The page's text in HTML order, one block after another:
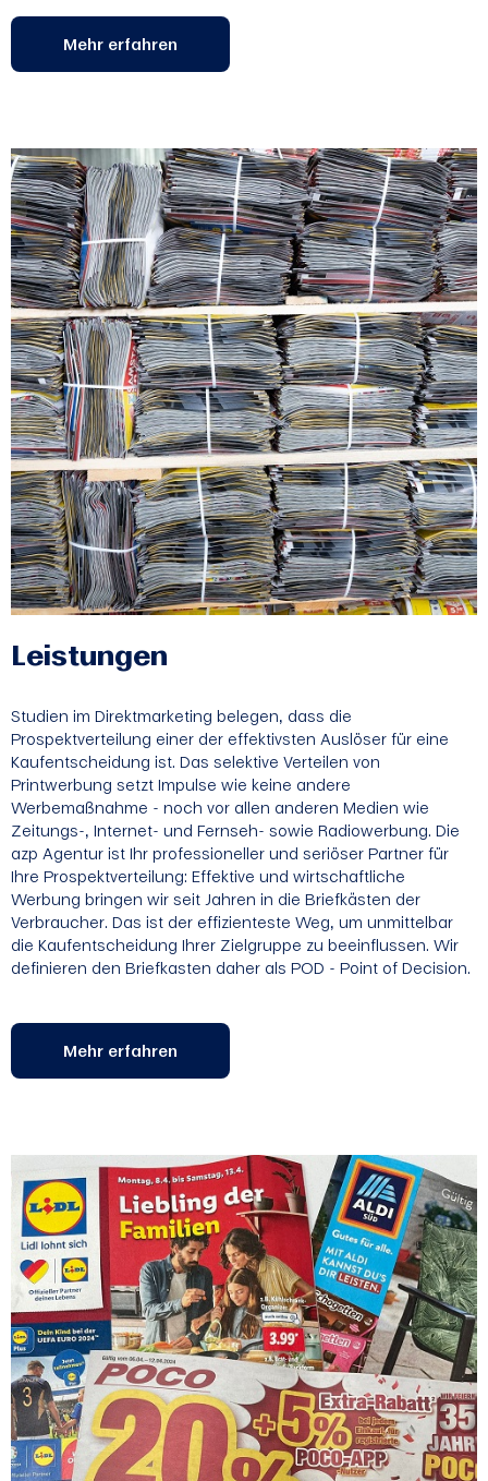
Mehr erfahren
Leistungen
Studien im Direktmarketing belegen, dass die
Prospektverteilung einer der effektivsten Auslöser für eine
Kaufentscheidung ist. Das selektive Verteilen von
Printwerbung setzt Impulse wie keine andere
Werbemaßnahme - noch vor allen anderen Medien wie
Zeitungs-, Internet- und Fernseh- sowie Radiowerbung. Die
azp Agentur ist Ihr professioneller und seriöser Partner für
Ihre Prospektverteilung: Effektive und wirtschaftliche
Werbung bringen wir seit Jahren in die Briefkästen der
Verbraucher. Das ist der effizienteste Weg, um unmittelbar
die Kaufentscheidung Ihrer Zielgruppe zu beeinflussen. Wir
definieren den Briefkasten daher als POD - Point of Decision.
Mehr erfahren